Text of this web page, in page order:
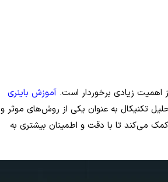
اهمیت زیادی برخوردار است. آموزش باینری
تکنیکال به عنوان یکی از روش‌های موثر و
کمک می‌کند تا با دقت و اطمینان بیشتری به